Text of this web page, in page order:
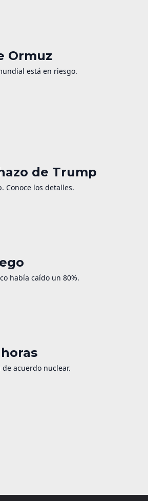
Ormuz
está en riesgo.
de Trump
Conoce los detalles.
había caído un 80%.
de acuerdo nuclear.